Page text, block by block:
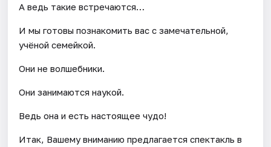
А ведь такие встречаются…
И мы готовы познакомить вас с замечательной,
учёной семейкой.
Они не волшебники.
Они занимаются наукой.
Ведь она и есть настоящее чудо!
Итак, Вашему вниманию предлагается спектакль в